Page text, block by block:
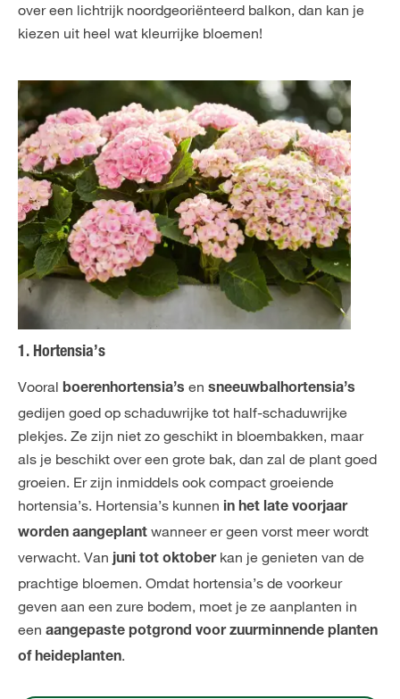
over een lichtrijk noordgeoriënteerd balkon, dan kan je
kiezen uit heel wat kleurrijke bloemen!
1. Hortensia’s
Vooral boerenhortensia’s en sneeuwbalhortensia’s
gedijen goed op schaduwrijke tot half-schaduwrijke
plekjes. Ze zijn niet zo geschikt in bloembakken, maar
als je beschikt over een grote bak, dan zal de plant goed
groeien. Er zijn inmiddels ook compact groeiende
hortensia’s. Hortensia’s kunnen in het late voorjaar
worden aangeplant wanneer er geen vorst meer wordt
verwacht. Van juni tot oktober kan je genieten van de
prachtige bloemen. Omdat hortensia’s de voorkeur
geven aan een zure bodem, moet je ze aanplanten in
een aangepaste potgrond voor zuurminnende planten
of heideplanten.